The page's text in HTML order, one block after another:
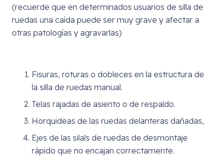
(recuerde que en determinados usuarios de silla de
ruedas una caída puede ser muy grave y afectar a
otras patologías y agravarlas)
Fisuras, roturas o dobleces en la estructura de
la silla de ruedas manual.
Telas rajadas de asiento o de respaldo.
Horquideas de las ruedas delanteras dañadas,
Ejes de las silals de ruedas de desmontaje
rápido que no encajan correctamente.